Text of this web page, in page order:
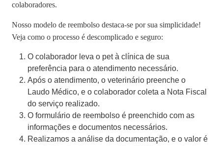
colaboradores.
Nosso modelo de reembolso destaca-se por sua simplicidade!
Veja como o processo é descomplicado e seguro:
O colaborador leva o pet à clínica de sua
preferência para o atendimento necessário.
Após o atendimento, o veterinário preenche o
Laudo Médico, e o colaborador coleta a Nota Fiscal
do serviço realizado.
O formulário de reembolso é preenchido com as
informações e documentos necessários.
Realizamos a análise da documentação, e o valor é